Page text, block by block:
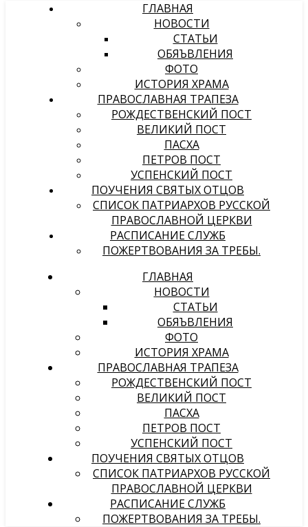
ГЛАВНАЯ
НОВОСТИ
СТАТЬИ
ОБЯЪВЛЕНИЯ
ФОТО
ИСТОРИЯ ХРАМА
ПРАВОСЛАВНАЯ ТРАПЕЗА
РОЖДЕСТВЕНСКИЙ ПОСТ
ВЕЛИКИЙ ПОСТ
ПАСХА
ПЕТРОВ ПОСТ
УСПЕНСКИЙ ПОСТ
ПОУЧЕНИЯ СВЯТЫХ ОТЦОВ
СПИСОК ПАТРИАРХОВ РУССКОЙ
ПРАВОСЛАВНОЙ ЦЕРКВИ
РАСПИСАНИЕ СЛУЖБ
ПОЖЕРТВОВАНИЯ ЗА ТРЕБЫ.
ГЛАВНАЯ
НОВОСТИ
СТАТЬИ
ОБЯЪВЛЕНИЯ
ФОТО
ИСТОРИЯ ХРАМА
ПРАВОСЛАВНАЯ ТРАПЕЗА
РОЖДЕСТВЕНСКИЙ ПОСТ
ВЕЛИКИЙ ПОСТ
ПАСХА
ПЕТРОВ ПОСТ
УСПЕНСКИЙ ПОСТ
ПОУЧЕНИЯ СВЯТЫХ ОТЦОВ
СПИСОК ПАТРИАРХОВ РУССКОЙ
ПРАВОСЛАВНОЙ ЦЕРКВИ
РАСПИСАНИЕ СЛУЖБ
ПОЖЕРТВОВАНИЯ ЗА ТРЕБЫ.